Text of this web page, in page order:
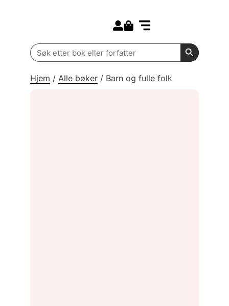
Search
for:
Search
Hjem / Alle bøker / Barn og fulle folk